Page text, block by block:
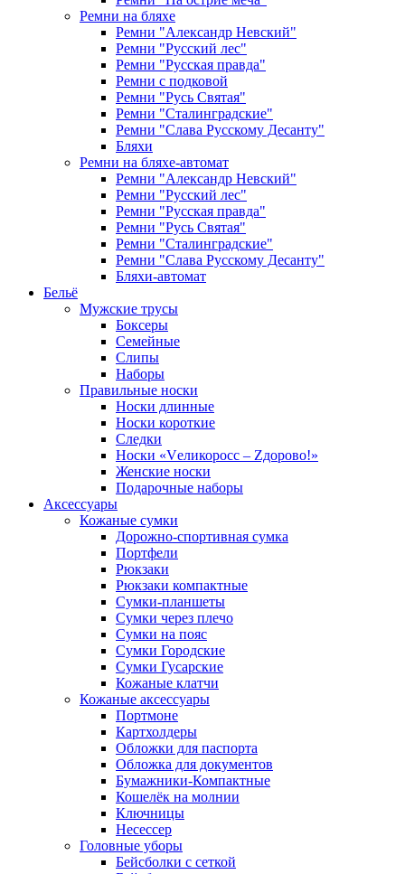
Ремни на бляхе
Ремни "Александр Невский"
Ремни "Русский лес"
Ремни "Русская правда"
Ремни с подковой
Ремни "Русь Святая"
Ремни "Сталинградские"
Ремни "Слава Русскому Десанту"
Бляхи
Ремни на бляхе-автомат
Ремни "Александр Невский"
Ремни "Русский лес"
Ремни "Русская правда"
Ремни "Русь Святая"
Ремни "Сталинградские"
Ремни "Слава Русскому Десанту"
Бляхи-автомат
Бельё
Мужские трусы
Боксеры
Семейные
Слипы
Наборы
Правильные носки
Носки длинные
Носки короткие
Следки
Носки «Vеликоросс – Zдорово!»
Женские носки
Подарочные наборы
Аксессуары
Кожаные сумки
Дорожно-спортивная сумка
Портфели
Рюкзаки
Рюкзаки компактные
Сумки-планшеты
Сумки через плечо
Сумки на пояс
Сумки Городские
Сумки Гусарские
Кожаные клатчи
Кожаные аксессуары
Портмоне
Картхолдеры
Обложки для паспорта
Обложка для документов
Бумажники-Компактные
Кошелёк на молнии
Ключницы
Несессер
Головные уборы
Бейсболки с сеткой